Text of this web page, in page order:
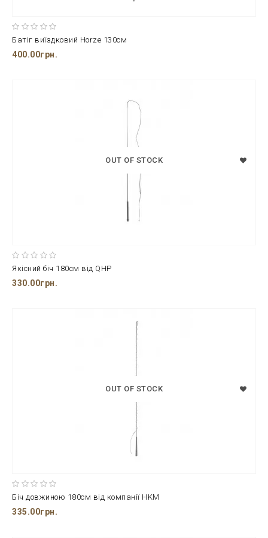
Батіг виїздковий Horze 130см
400.00грн.
OUT OF STOCK
Якісний біч 180см від QHP
330.00грн.
OUT OF STOCK
Біч довжиною 180см від компанії HKM
335.00грн.